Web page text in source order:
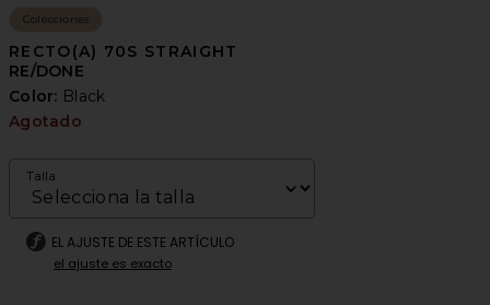
Colecciones
RECTO(A) 70S STRAIGHT
RE/DONE
Color: Black
Agotado
Talla
EL AJUSTE DE ESTE ARTÍCULO
el ajuste es exacto